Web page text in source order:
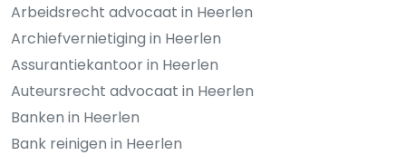
Arbeidsrecht advocaat in Heerlen
Archiefvernietiging in Heerlen
Assurantiekantoor in Heerlen
Auteursrecht advocaat in Heerlen
Banken in Heerlen
Bank reinigen in Heerlen